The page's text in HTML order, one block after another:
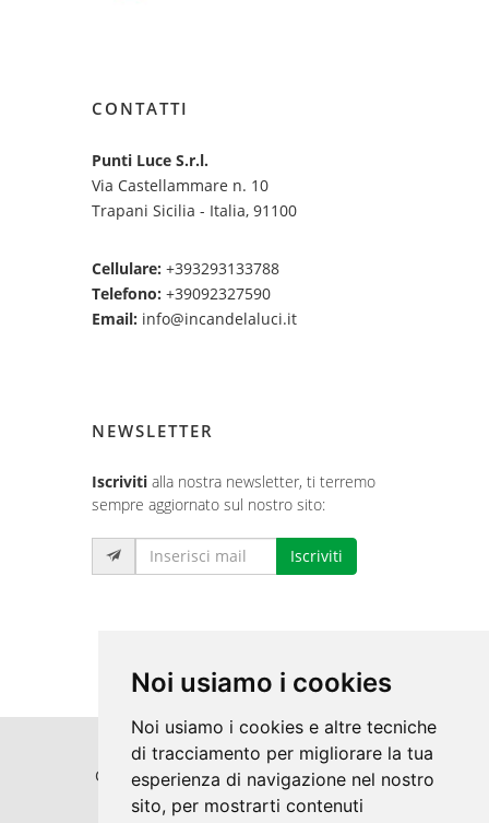
Noi usiamo i cookies
Noi usiamo i cookies e altre tecniche
di tracciamento per migliorare la tua
esperienza di navigazione nel nostro
sito, per mostrarti contenuti
CONTATTI
Punti Luce S.r.l.
Via Castellammare n. 10
Trapani Sicilia - Italia, 91100
Cellulare: +393293133788
Telefono: +39092327590
Email: info@incandelaluci.it
NEWSLETTER
Iscriviti alla nostra newsletter, ti terremo
sempre aggiornato sul nostro sito:
Iscriviti
Copyrights © 2026 Punti Luce S.r.l. Tutti i
diritti riservati.